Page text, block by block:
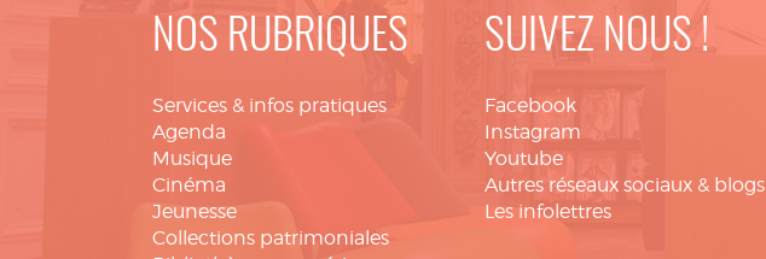
NOS RUBRIQUES
Services & infos pratiques
Agenda
Musique
Cinéma
Jeunesse
Collections patrimoniales
SUIVEZ NOUS !
Facebook
Instagram
Youtube
Autres réseaux sociaux & blogs
Les infolettres